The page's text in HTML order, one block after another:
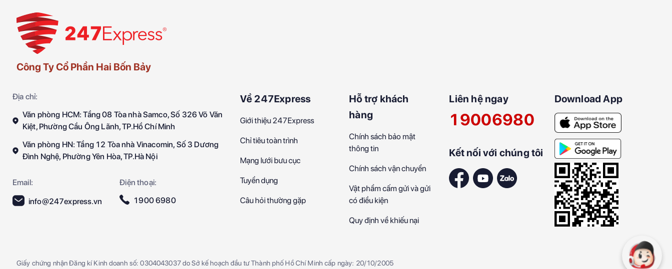
Công Ty Cổ Phần Hai Bốn Bảy
Địa chỉ:
Văn phòng HCM: Tầng 08 Tòa nhà Samco, Số 326 Võ Văn
Kiệt, Phường Cầu Ông Lãnh, TP.Hồ Chí Minh
Văn phòng HN: Tầng 12 Tòa nhà Vinacomin, Số 3 Dương
Đình Nghệ, Phường Yên Hòa, TP.Hà Nội
Email:
Điện thoại:
info@247express.vn
1900 6980
Về 247Express
Giới thiệu 247Express
Chỉ tiêu toàn trình
Mạng lưới bưu cục
Tuyển dụng
Câu hỏi thường gặp
Hỗ trợ khách
hàng
Chính sách bảo mật
thông tin
Chính sách vận chuyển
Vật phẩm cấm gửi và gửi
có điều kiện
Quy định về khiếu nại
Liên hệ ngay
19006980
Kết nối với chúng tôi
Download App
Giấy chứng nhận Đăng kí Kinh doanh số: 0304043037 do Sở kế hoạch đầu tư Thành phố Hồ Chí Minh cấp ngày: 20/10/2005